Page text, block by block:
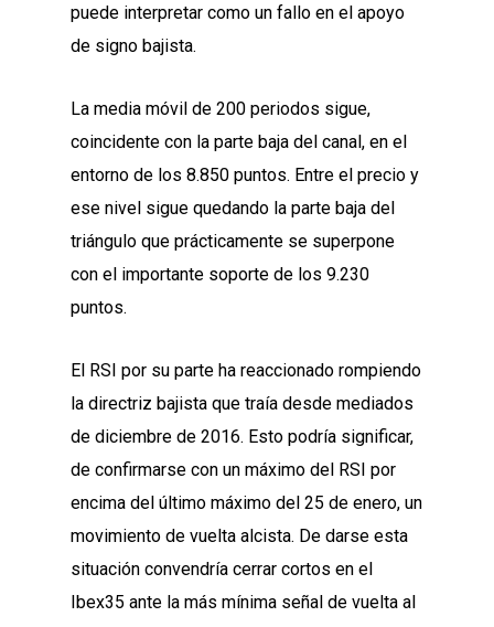
puede interpretar como un fallo en el apoyo
de signo bajista.
La media móvil de 200 periodos sigue,
coincidente con la parte baja del canal, en el
entorno de los 8.850 puntos. Entre el precio y
ese nivel sigue quedando la parte baja del
triángulo que prácticamente se superpone
con el importante soporte de los 9.230
puntos.
El RSI por su parte ha reaccionado rompiendo
la directriz bajista que traía desde mediados
de diciembre de 2016. Esto podría significar,
de confirmarse con un máximo del RSI por
encima del último máximo del 25 de enero, un
movimiento de vuelta alcista. De darse esta
situación convendría cerrar cortos en el
Ibex35 ante la más mínima señal de vuelta al